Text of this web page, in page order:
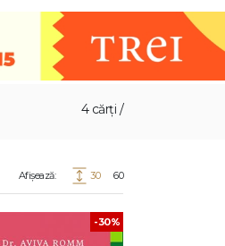
4 cărți /
Afișează: 30 60
-30%